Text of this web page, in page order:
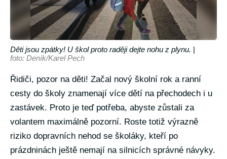
Děti jsou zpátky! U škol proto raději dejte nohu z plynu. |
foto: Deník/Karel Pech
Řidiči, pozor na děti! Začal nový školní rok a ranní
cesty do školy znamenají více dětí na přechodech i u
zastávek. Proto je teď potřeba, abyste zůstali za
volantem maximálně pozorní. Roste totiž výrazně
riziko dopravních nehod se školáky, kteří po
prázdninách ještě nemají na silnicích správné návyky.